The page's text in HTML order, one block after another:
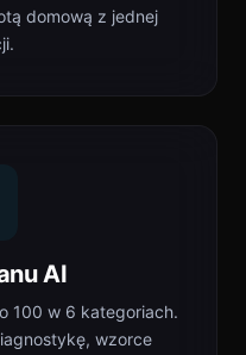
domową z jednej
AI
100 w 6 kategoriach.
wzorce